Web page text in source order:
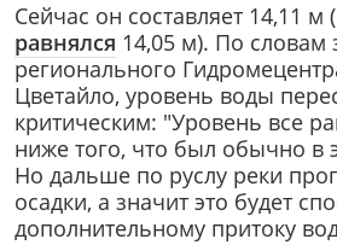
Сейчас он составляет 14,11 м
равнялся 14,05 м). По словам
регионального
Цветайло, уровень воды
критическим: "Уровень все
ниже того, что был обычно в
Но дальше по руслу реки
осадки, а значит это будет
дополнительному притоку